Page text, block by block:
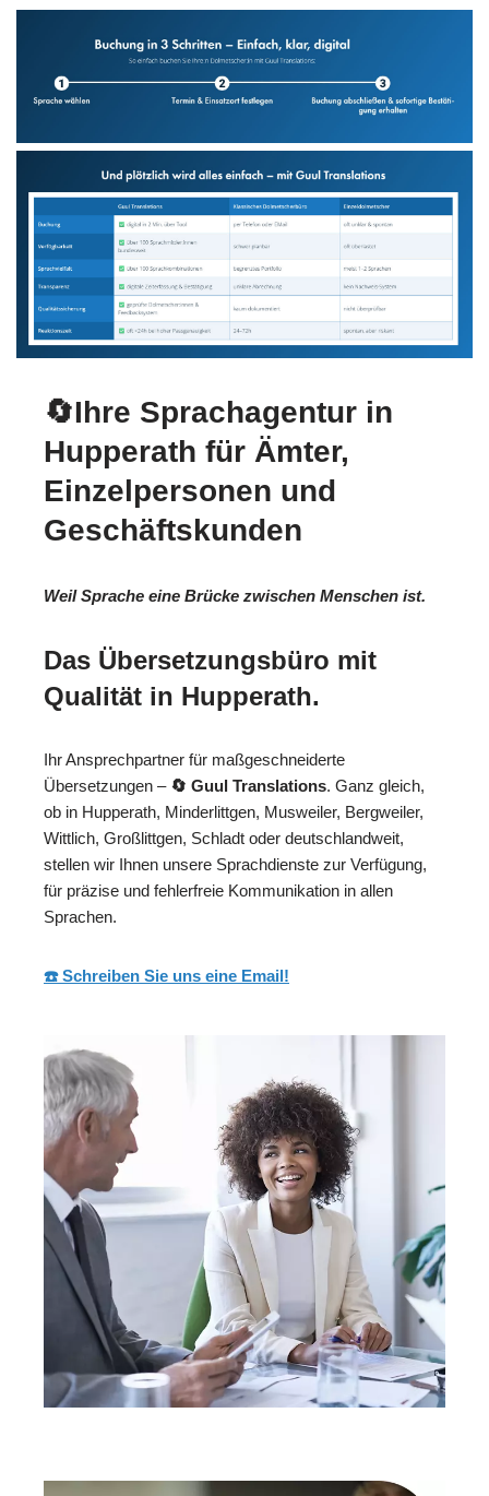
🔄Ihre Sprachagentur in
Hupperath für Ämter,
Einzelpersonen und
Geschäftskunden
Weil Sprache eine Brücke zwischen Menschen ist.
Das Übersetzungsbüro mit
Qualität in Hupperath.
Ihr Ansprechpartner für maßgeschneiderte
Übersetzungen – 🔄 Guul Translations. Ganz gleich,
ob in Hupperath, Minderlittgen, Musweiler, Bergweiler,
Wittlich, Großlittgen, Schladt oder deutschlandweit,
stellen wir Ihnen unsere Sprachdienste zur Verfügung,
für präzise und fehlerfreie Kommunikation in allen
Sprachen.
☎️ Schreiben Sie uns eine Email!